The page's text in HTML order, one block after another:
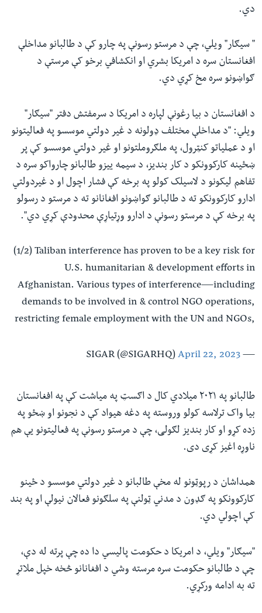
دي.
" سیګار" ویلي، چې د مرستو رسونې په چارو کې د طالبانو مداخلې
افغانستان سره د امریکا بشري او انکشافي برخو کې مرستې د
ګواښونو سره مخ کړي دي.
د افغانستان د بیا رغونې لپاره د امریکا د سرمفتش دفتر "سیګار"
ویلي: "د مداخلې مختلف ډولونه د غیر دولتي موسسو په فعالیتونو
او د عملیاتو کنټرول، په ملګروملتونو او غیر دولتي موسسو کې پر
ښځینه کارکوونکو د کار بندیز، د سیمه ییزو طالبانو چارواکو سره د
تفاهم لیکونو د لاسیلک کولو په برخه کې فشار اچول او د غیردولتي
ادارو کارکوونکو ته د طالبانو ګواښونو افغانانو ته د مرستو د رسولو
په برخه کې د مرستو رسونې د ادارو وړتیاړې محدودې کړي دي".
(1/2) Taliban interference has proven to be a key risk for
U.S. humanitarian & development efforts in
Afghanistan. Various types of interference—including
demands to be involved in & control NGO operations,
restricting female employment with the UN and NGOs,
— SIGAR (@SIGARHQ)
April 22, 2023
طالبانو په ۲۰۲۱ میلادي کال د اګسټ په میاشت کې په افغانستان
بیا واک ترلاسه کولو وروسته په دغه هیواد کې د نجونو او ښځو په
زده کړو او کار بندیز لګولی، چې د مرستو رسونې په فعالیتونو یې هم
ناوړه اغیز کړی دی.
همداشان د رپوټونو له مخې طالبانو د غیر دولتي موسسو د ځینو
کارکوونکو په ګډون د مدني ټولنې په سلګونو فعالان نیولې او په بند
کې اچولي دي.
"سیګار" ویلي، د امریکا د حکومت پالیسي دا ده چې پرته له دې،
چې د طالبانو حکومت سره مرسته وشي د افغانانو څخه خپل ملاتړ
ته به ادامه ورکړي.